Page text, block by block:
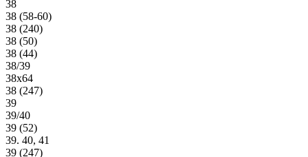
38
38 (58-60)
38 (240)
38 (50)
38 (44)
38/39
38х64
38 (247)
39
39/40
39 (52)
39. 40, 41
39 (247)